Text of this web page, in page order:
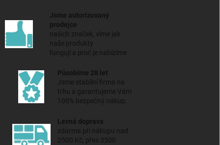
Jsme autorizovaný
prodejce
našich značek, víme jak
naše produkty
fungují a proč je nabízíme
Působíme 28 let
Jsme stabilní firma na
trhu a garantujeme Vám
100% bezpečný nákup.
Levná doprava
zdarma při nákupu nad
2500 Kč, přes 3500